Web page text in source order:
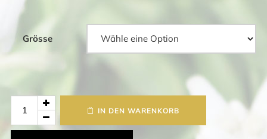
Grösse
Edelweiss
Kapuzensweater
IN DEN WARENKORB